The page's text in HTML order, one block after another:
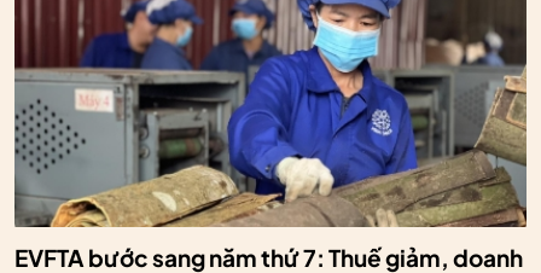
EVFTA bước sang năm thứ 7: Thuế giảm, doanh